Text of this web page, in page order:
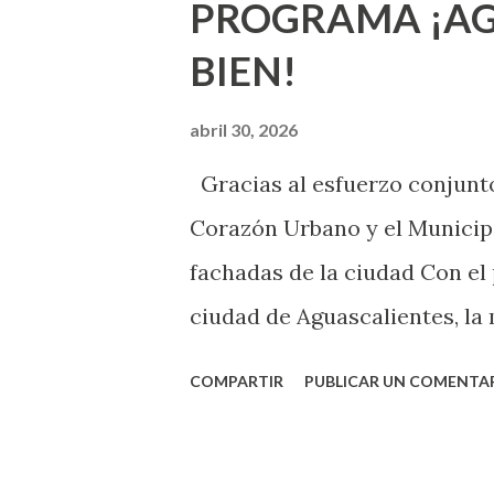
sexuales no son expertos o
nuevo que aprender y
como cualquier persona
cuando ambas partes son
PROGRAMA
BIEN!
abril 30, 2026
Gracias al esfuerzo
Corazón Urbano y el
fachadas de la ciudad Con
ciudad de Aguascalientes, la
COMPARTIR PUBLICAR UN